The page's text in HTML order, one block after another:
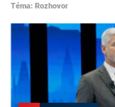
Téma: Rozhovor